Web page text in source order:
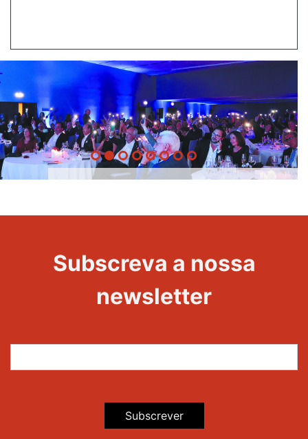
Evento
Maravilhas
Subscreva a nossa
newsletter
Subscrever